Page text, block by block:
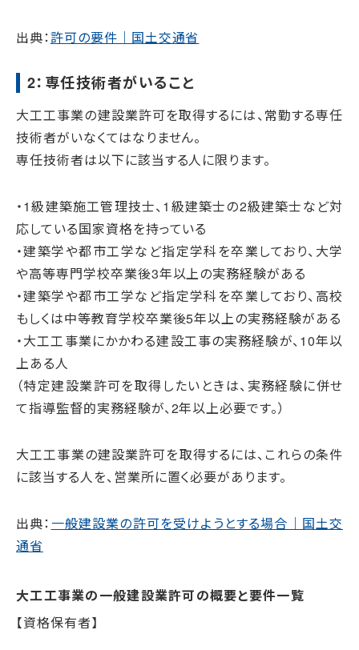
出典：許可の要件｜国土交通省
2：専任技術者がいること
大工工事業の建設業許可を取得するには、常勤する専任
技術者がいなくてはなりません。
専任技術者は以下に該当する人に限ります。
・1級建築施工管理技士、1級建築士の2級建築士など対
応している国家資格を持っている
・建築学や都市工学など指定学科を卒業しており、大学
や高等専門学校卒業後3年以上の実務経験がある
・建築学や都市工学など指定学科を卒業しており、高校
もしくは中等教育学校卒業後5年以上の実務経験がある
・大工工事業にかかわる建設工事の実務経験が、10年以
上ある人
（特定建設業許可を取得したいときは、実務経験に併せ
て指導監督的実務経験が、2年以上必要です。）
大工工事業の建設業許可を取得するには、これらの条件
に該当する人を、営業所に置く必要があります。
出典： 一般建設業の許可を受けようとする場合｜国土交
通省
大工工事業の一般建設業許可の概要と要件一覧
【資格保有者】